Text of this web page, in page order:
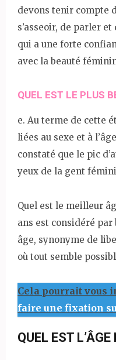
devons tenir compte
s’asseoir, de parler et
qui a une forte
avec la beauté
QUEL EST LE PLUS
e. Au terme de cette
liées au sexe et à
constaté que le pic
yeux de la gent
Quel est le meilleur
ans est considéré par
âge, synonyme de
où tout semble
Cela pourrait vous
faire une fixation
QUEL EST L’ÂGE